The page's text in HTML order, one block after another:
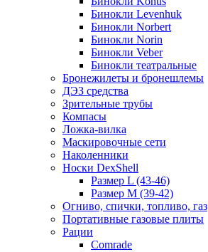
Бинокли Levenhuk
Бинокли Norbert
Бинокли Norin
Бинокли Veber
Бинокли театральные
Бронежилеты и бронешлемы
ДЭЗ средства
Зрительные трубы
Компасы
Ложка-вилка
Маскировочные сети
Наколенники
Носки DexShell
Размер L (43-46)
Размер M (39-42)
Огниво, спички, топливо, газ
Портативные газовые плиты
Рации
Comrade